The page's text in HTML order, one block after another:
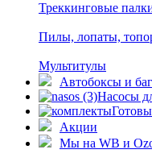
Треккинговые
Пилы, лопаты,
Мультитулы
Автобоксы и
Насосы
Акции
Мы на WB и